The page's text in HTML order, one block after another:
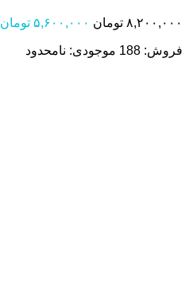
۸,۲۰۰,۰۰۰ تومان ۵,۶۰۰,۰۰۰ تومان
فروش: 188 موجودی: نامحدود